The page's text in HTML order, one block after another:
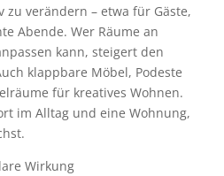
zu verändern – etwa für Gäste,
Abende. Wer Räume an
kann, steigert den
klappbare Möbel, Podeste
für kreatives Wohnen.
im Alltag und eine Wohnung,
Wirkung